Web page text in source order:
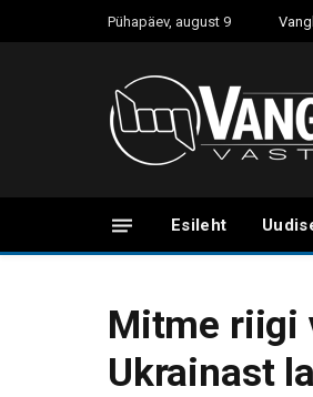
Pühapäev, august 9
Esileht
Mitme riigi
Ukrainast